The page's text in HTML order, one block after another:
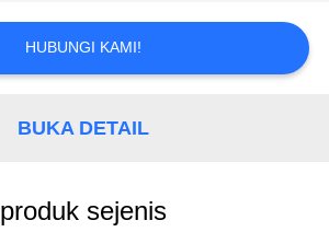
HUBUNGI KAMI!
BUKA DETAIL
produk sejenis